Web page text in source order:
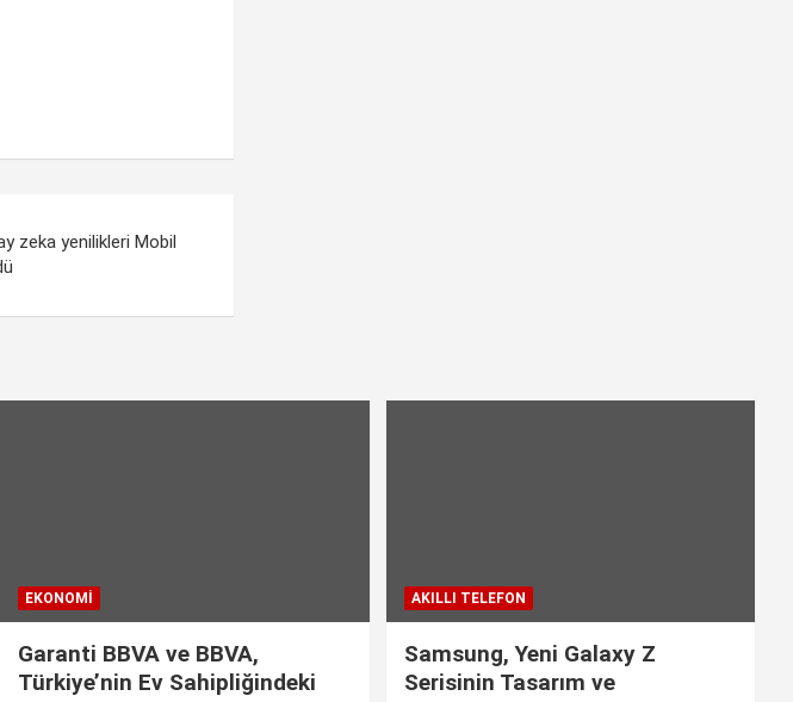
zeka yenilikleri Mobil
EKONOMI
Garanti BBVA ve BBVA,
Türkiye’nin Ev Sahipliğindeki
AKILLI TELEFON
Samsung, Yeni Galaxy Z
Serisinin Tasarım ve